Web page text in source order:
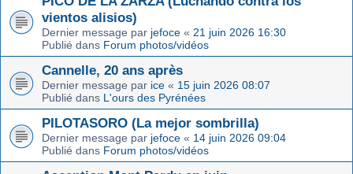
vientos alisios)
Dernier message par jefoce « 21 juin 2026 16:30
Publié dans Forum photos/vidéos
Cannelle, 20 ans après
Dernier message par ice « 15 juin 2026 08:07
Publié dans L'ours des Pyrénées
PILOTASORO (La mejor sombrilla)
Dernier message par jefoce « 14 juin 2026 09:04
Publié dans Forum photos/vidéos